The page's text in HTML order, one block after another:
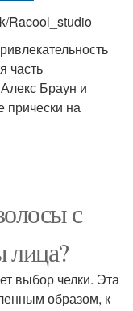
Racool_studio
часть
Браун и
на
с
лица?
выбор челки. Эта
образом, к